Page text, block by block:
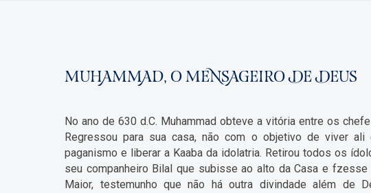
MUHAMMAD, O MENSAGEIRO DE DEUS
No ano de 630 d.C. Muhammad obteve a vitória entre os
Regressou para sua casa, não com o objetivo de viver
paganismo e liberar a Kaaba da idolatria. Retirou todos os
seu companheiro Bilal que subisse ao alto da Casa e fzesse
Maior, testemunho que não há outra divindade além de